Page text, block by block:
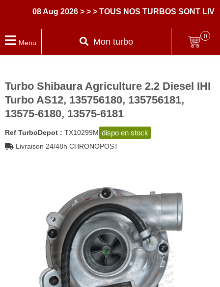
08 Aug 2026 > > > TOUS NOS TURBOS SONT
Menu Mon turbo
0
Turbo Shibaura Agriculture 2.2 Diesel IHI
Turbo AS12, 135756180, 135756181,
13575-6180, 13575-6181
Ref TurboDepot : TX10299M dispo en stock
Livraison 24/48h CHRONOPOST